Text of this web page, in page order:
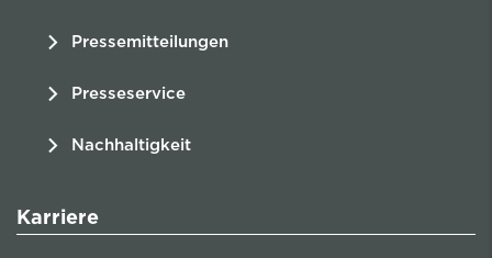
Pressemitteilungen
Presseservice
Nachhaltigkeit
Karriere